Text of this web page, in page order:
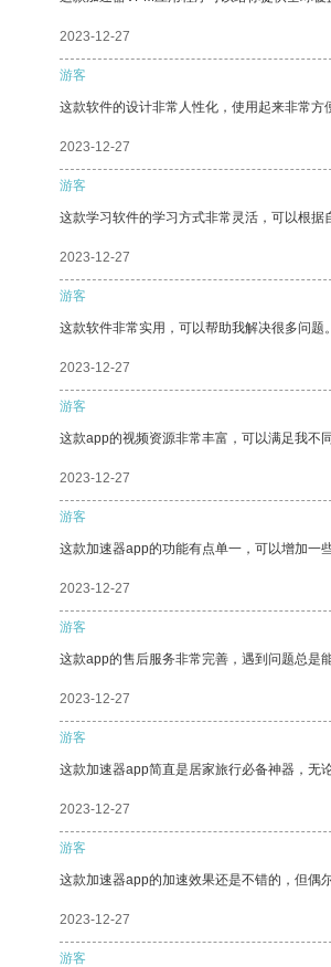
2023-12-27
游客
这款软件的设计非常人性化，使用起来非常方
2023-12-27
游客
这款学习软件的学习方式非常灵活，可以根据
2023-12-27
游客
这款软件非常实用，可以帮助我解决很多问题。
2023-12-27
游客
这款app的视频资源非常丰富，可以满足我不
2023-12-27
游客
这款加速器app的功能有点单一，可以增加一
2023-12-27
游客
这款app的售后服务非常完善，遇到问题总是
2023-12-27
游客
这款加速器app简直是居家旅行必备神器，无
2023-12-27
游客
这款加速器app的加速效果还是不错的，但偶
2023-12-27
游客